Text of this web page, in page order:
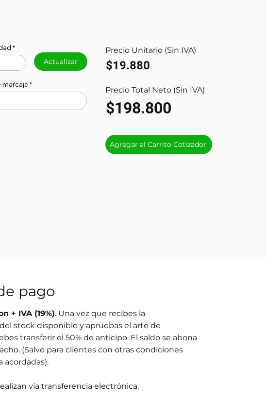
Actualizar
marcaje
Precio Unitario (Sin IVA)
$19.880
Precio Total Neto (Sin IVA)
$198.800
Agregar al Carrito Cotizador
pago
+ IVA (19%). Una vez que recibes la
stock disponible y apruebas el arte de
transferir el 50% de anticipo. El saldo se abona
(Salvo para clientes con otras condiciones
acordadas).
vía transferencia electrónica.